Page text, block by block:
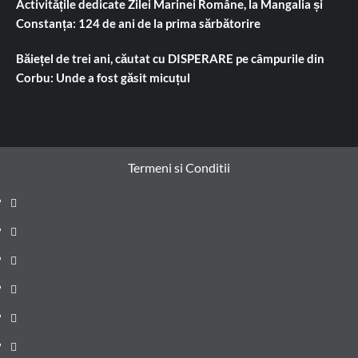
Activitățile dedicate Zilei Marinei Române, la Mangalia și
Constanța: 124 de ani de la prima sărbătorire
Băiețel de trei ani, căutat cu DISPERARE pe câmpurile din
Corbu: Unde a fost găsit micuțul
Termeni si Conditii
Prima
pagină
Știri
de
ultima
Administrație
locală
Actualitate
Justiție
Cultura